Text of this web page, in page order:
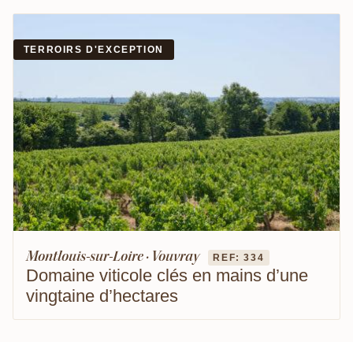
TERROIRS D'EXCEPTION
Montlouis-sur-Loire · Vouvray REF: 334
Domaine viticole clés en mains d’une
vingtaine d’hectares